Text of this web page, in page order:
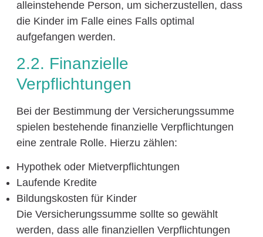
alleinstehende Person, um sicherzustellen, dass
die Kinder im Falle eines Falls optimal
aufgefangen werden.
2.2. Finanzielle
Verpflichtungen
Bei der Bestimmung der Versicherungssumme
spielen bestehende finanzielle Verpflichtungen
eine zentrale Rolle. Hierzu zählen:
Hypothek oder Mietverpflichtungen
Laufende Kredite
Bildungskosten für Kinder
Die Versicherungssumme sollte so gewählt
werden, dass alle finanziellen Verpflichtungen